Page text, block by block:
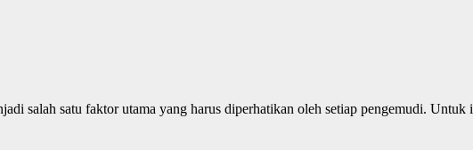
salah satu faktor utama yang harus diperhatikan oleh setiap pengemudi.